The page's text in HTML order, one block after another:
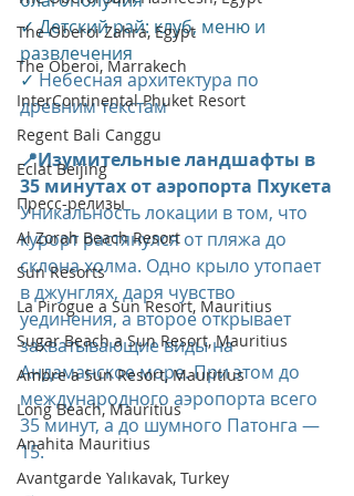
The Oberoi Zahra, Egypt
The Oberoi, Marrakech
InterContinental Phuket Resort
Regent Bali Canggu
Eclat Beijing
Пресс-релизы
Al Zorah Beach Resort
Sun Resorts
La Pirogue a Sun Resort, Mauritius
Sugar Beach a Sun Resort, Mauritius
Ambre a Sun Resort, Mauritius
Long Beach, Mauritius
Anahita Mauritius
Avantgarde Yalıkavak, Turkey
✓ Детский рай: клуб, меню и
развлечения
✓ Небесная архитектура по
древним текстам
📍Изумительные ландшафты в
35 минутах от аэропорта Пхукета
Уникальность локации в том, что
курорт растянулся от пляжа до
склона холма. Одно крыло утопает
в джунглях, даря чувство
уединения, а второе открывает
захватывающие виды на
Андаманское море. При этом до
международного аэропорта всего
35 минут, а до шумного Патонга —
15.